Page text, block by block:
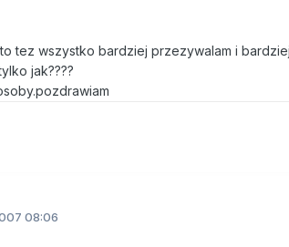
tez wszystko bardziej przezywalam i
jak????
08:06